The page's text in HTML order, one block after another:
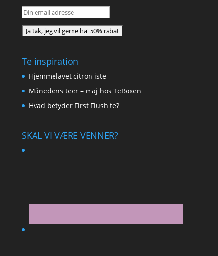
Te inspiration
Hjemmelavet citron iste
Månedens teer – maj hos TeBoxen
Hvad betyder First Flush te?
SKAL VI VÆRE VENNER?